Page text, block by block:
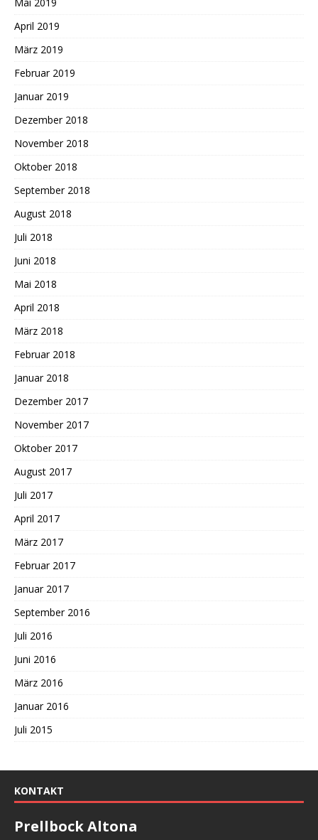
April 2019
März 2019
Februar 2019
Januar 2019
Dezember 2018
November 2018
Oktober 2018
September 2018
August 2018
Juli 2018
Juni 2018
Mai 2018
April 2018
März 2018
Februar 2018
Januar 2018
Dezember 2017
November 2017
Oktober 2017
August 2017
Juli 2017
April 2017
März 2017
Februar 2017
Januar 2017
September 2016
Juli 2016
Juni 2016
März 2016
Januar 2016
Juli 2015
KONTAKT
Prellbock Altona